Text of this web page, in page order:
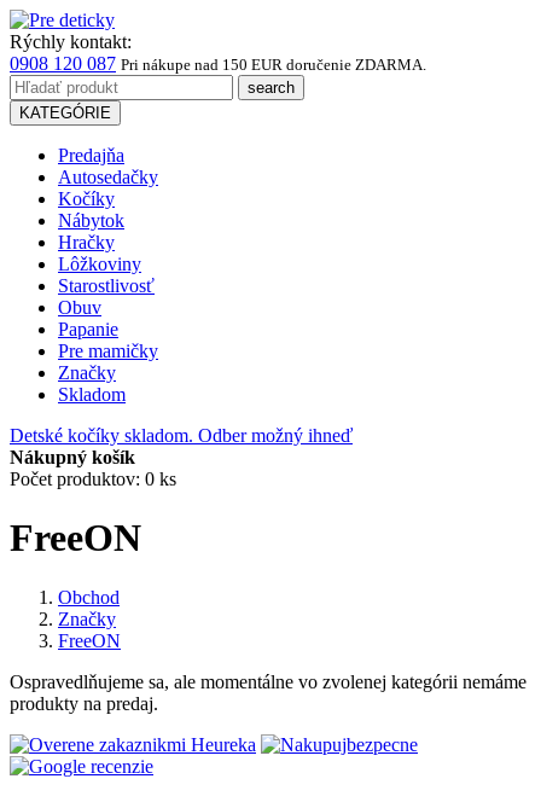
Rýchly kontakt:
0908 120 087 Pri nákupe nad 150 EUR doručenie ZDARMA.
KATEGÓRIE
Predajňa
Autosedačky
Kočíky
Nábytok
Hračky
Lôžkoviny
Starostlivosť
Obuv
Papanie
Pre mamičky
Značky
Skladom
Detské kočíky skladom. Odber možný ihneď
Nákupný košík
Počet produktov: 0 ks
FreeON
Obchod
Značky
FreeON
Ospravedlňujeme sa, ale momentálne vo zvolenej kategórii nemáme
produkty na predaj.